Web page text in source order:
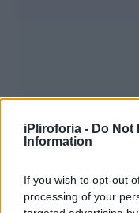
iPliroforia - Do Not
Information
If you wish to opt-out
processing of your